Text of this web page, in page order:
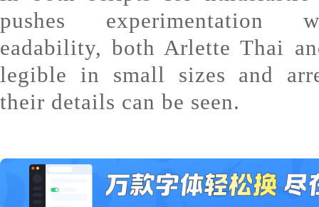
pushes experimentation
eadability, both Arlette Thai
legible in small sizes and
their details can be seen.